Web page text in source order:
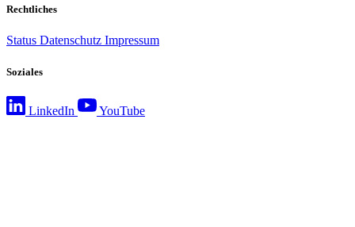
Rechtliches
Status Datenschutz Impressum
Soziales
LinkedIn YouTube